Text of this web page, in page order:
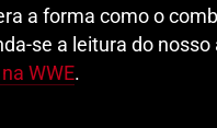
a forma como o
se a leitura do nosso
WWE.